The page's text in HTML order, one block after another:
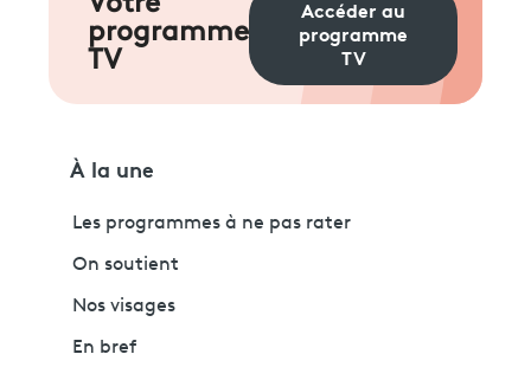
programme
TV
Accéder au
programme
TV
À la une
Les programmes à ne pas rater
On soutient
Nos visages
En bref